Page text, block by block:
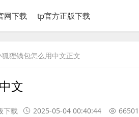
网下载 tp官方正版下载
狐狸钱包怎么用中文正文
文
下载 2025-05-04 00:40:44